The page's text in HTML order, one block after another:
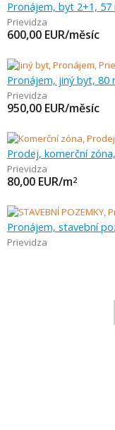
Pronájem, byt 2+1, 57
Prievidza
600,00 EUR/měsíc
Pronájem, jiný byt, 80
Prievidza
950,00 EUR/měsíc
Prodej, komerční
Prievidza
80,00 EUR/m2
Pronájem, stavební
Prievidza